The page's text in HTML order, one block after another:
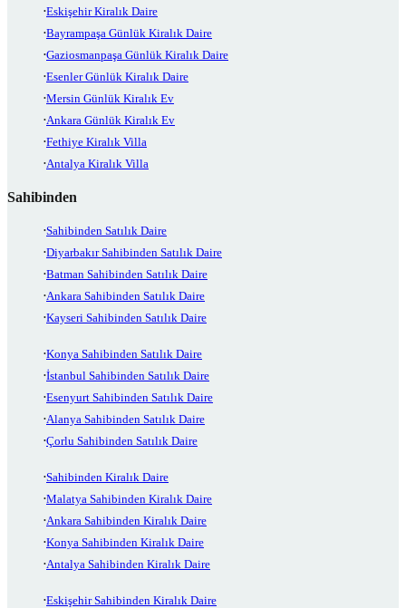
Eskişehir Kiralık Daire
Bayrampaşa Günlük Kiralık Daire
Gaziosmanpaşa Günlük Kiralık Daire
Esenler Günlük Kiralık Daire
Mersin Günlük Kiralık Ev
Ankara Günlük Kiralık Ev
Fethiye Kiralık Villa
Antalya Kiralık Villa
Sahibinden
Sahibinden Satılık Daire
Diyarbakır Sahibinden Satılık Daire
Batman Sahibinden Satılık Daire
Ankara Sahibinden Satılık Daire
Kayseri Sahibinden Satılık Daire
Konya Sahibinden Satılık Daire
İstanbul Sahibinden Satılık Daire
Esenyurt Sahibinden Satılık Daire
Alanya Sahibinden Satılık Daire
Çorlu Sahibinden Satılık Daire
Sahibinden Kiralık Daire
Malatya Sahibinden Kiralık Daire
Ankara Sahibinden Kiralık Daire
Konya Sahibinden Kiralık Daire
Antalya Sahibinden Kiralık Daire
Eskişehir Sahibinden Kiralık Daire